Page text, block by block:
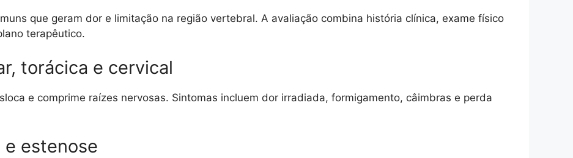
que geram dor e limitação na região vertebral. A avaliação combina história clínica, exame físico
terapêutico.
torácica e cervical
e comprime raízes nervosas. Sintomas incluem dor irradiada, formigamento, câimbras e perda
e estenose